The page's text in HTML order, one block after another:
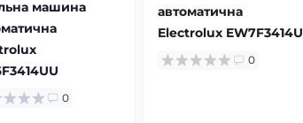
машина
0
автоматична
Electrolux EW7F3414U
0